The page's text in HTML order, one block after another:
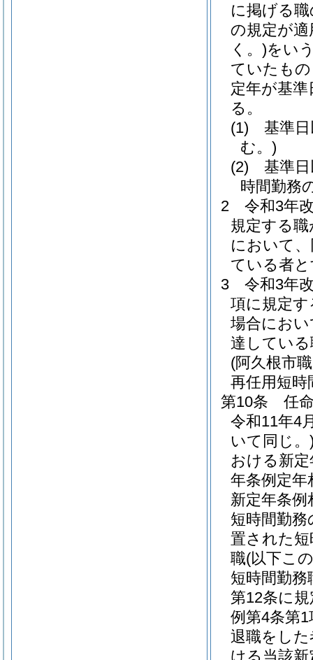
に掲げる
の規定が
く。)をい
ていたも
定年が基
る。
(1)
基準
む。)
(2)
基準
時間勤務
2
令和3年
規定する
において
ている者
3
令和3年
項に規定
場合にお
達してい
(阿久根市
再任用短時
第10条
任
令和11年4
いて同じ。
おける新
年条例定年
新定年条
短時間勤
置された
職(以下こ
短時間勤
第12条に
例第4条第
退職をし
ける当該